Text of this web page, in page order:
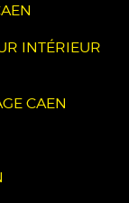
INTÉRIEUR
CAEN